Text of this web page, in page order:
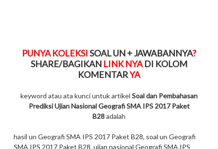
PUNYA KOLEKSISOAL UN + JAWABANNYA?
SHARE/BAGIKAN LINK NYADI KOLOM
KOMENTARYA
keyword atau ata kunci untuk artikel Soal dan Pembahasan
Prediksi Ujian Nasional Geografi SMA IPS 2017 Paket
B28adalah
hasil un Geografi SMA IPS 2017 Paket B28, soal un Geografi
SMA IPS 2017 Paket B28, ujian nasional Geografi SMA IPS